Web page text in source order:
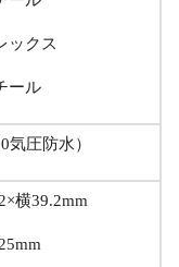
ックス
ール
気圧防水）
横39.2mm